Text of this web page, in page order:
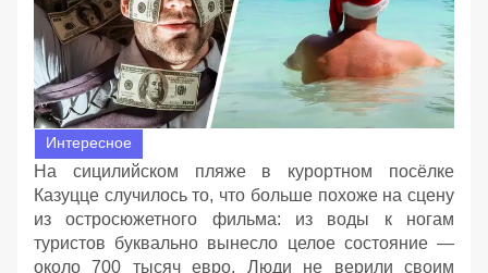
Интересное
На сицилийском пляже в курортном посёлке
Казуцце случилось то, что больше похоже на сцену
из остросюжетного фильма: из воды к ногам
туристов буквально вынесло целое состояние —
около 700 тысяч евро. Люди не верили своим